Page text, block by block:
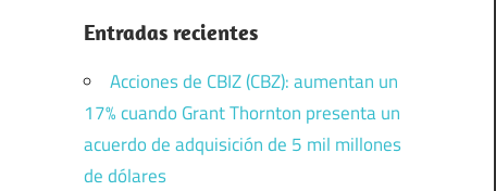
Entradas recientes
Acciones de CBIZ (CBZ): aumentan un
17% cuando Grant Thornton presenta un
acuerdo de adquisición de 5 mil millones
de dólares